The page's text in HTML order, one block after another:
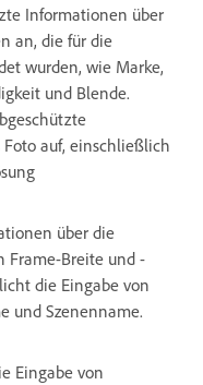
Informationen über
an, die für die
wurden, wie Marke,
und Blende.
auf, einschließlich
über die
Frame-Breite und -
die Eingabe von
und Szenenname.
Eingabe von